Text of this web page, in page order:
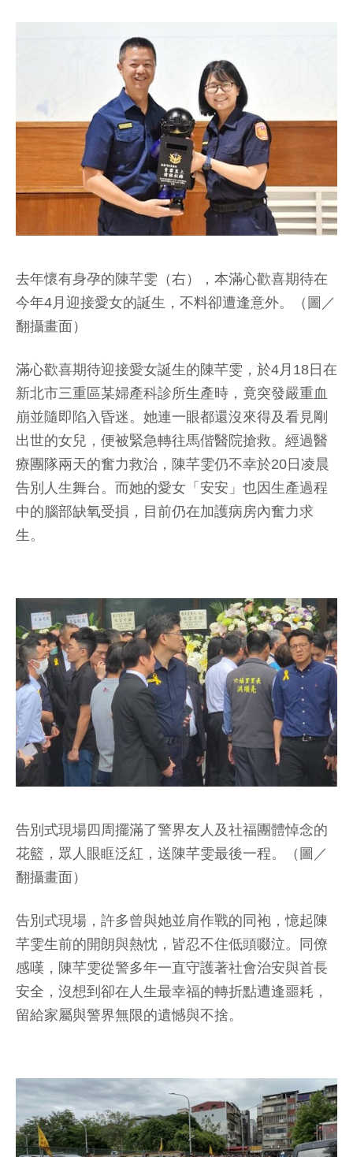
去年懷有身孕的陳芊雯（右），本滿心歡喜期待在
今年4月迎接愛女的誕生，不料卻遭逢意外。（圖／
翻攝畫面）
滿心歡喜期待迎接愛女誕生的陳芊雯，於4月18日在
新北市三重區某婦產科診所生產時，竟突發嚴重血
崩並隨即陷入昏迷。她連一眼都還沒來得及看見剛
出世的女兒，便被緊急轉往馬偕醫院搶救。經過醫
療團隊兩天的奮力救治，陳芊雯仍不幸於20日凌晨
告別人生舞台。而她的愛女「安安」也因生產過程
中的腦部缺氧受損，目前仍在加護病房內奮力求
生。
告別式現場四周擺滿了警界友人及社福團體悼念的
花籃，眾人眼眶泛紅，送陳芊雯最後一程。（圖／
翻攝畫面）
告別式現場，許多曾與她並肩作戰的同袍，憶起陳
芊雯生前的開朗與熱忱，皆忍不住低頭啜泣。同僚
感嘆，陳芊雯從警多年一直守護著社會治安與首長
安全，沒想到卻在人生最幸福的轉折點遭逢噩耗，
留給家屬與警界無限的遺憾與不捨。